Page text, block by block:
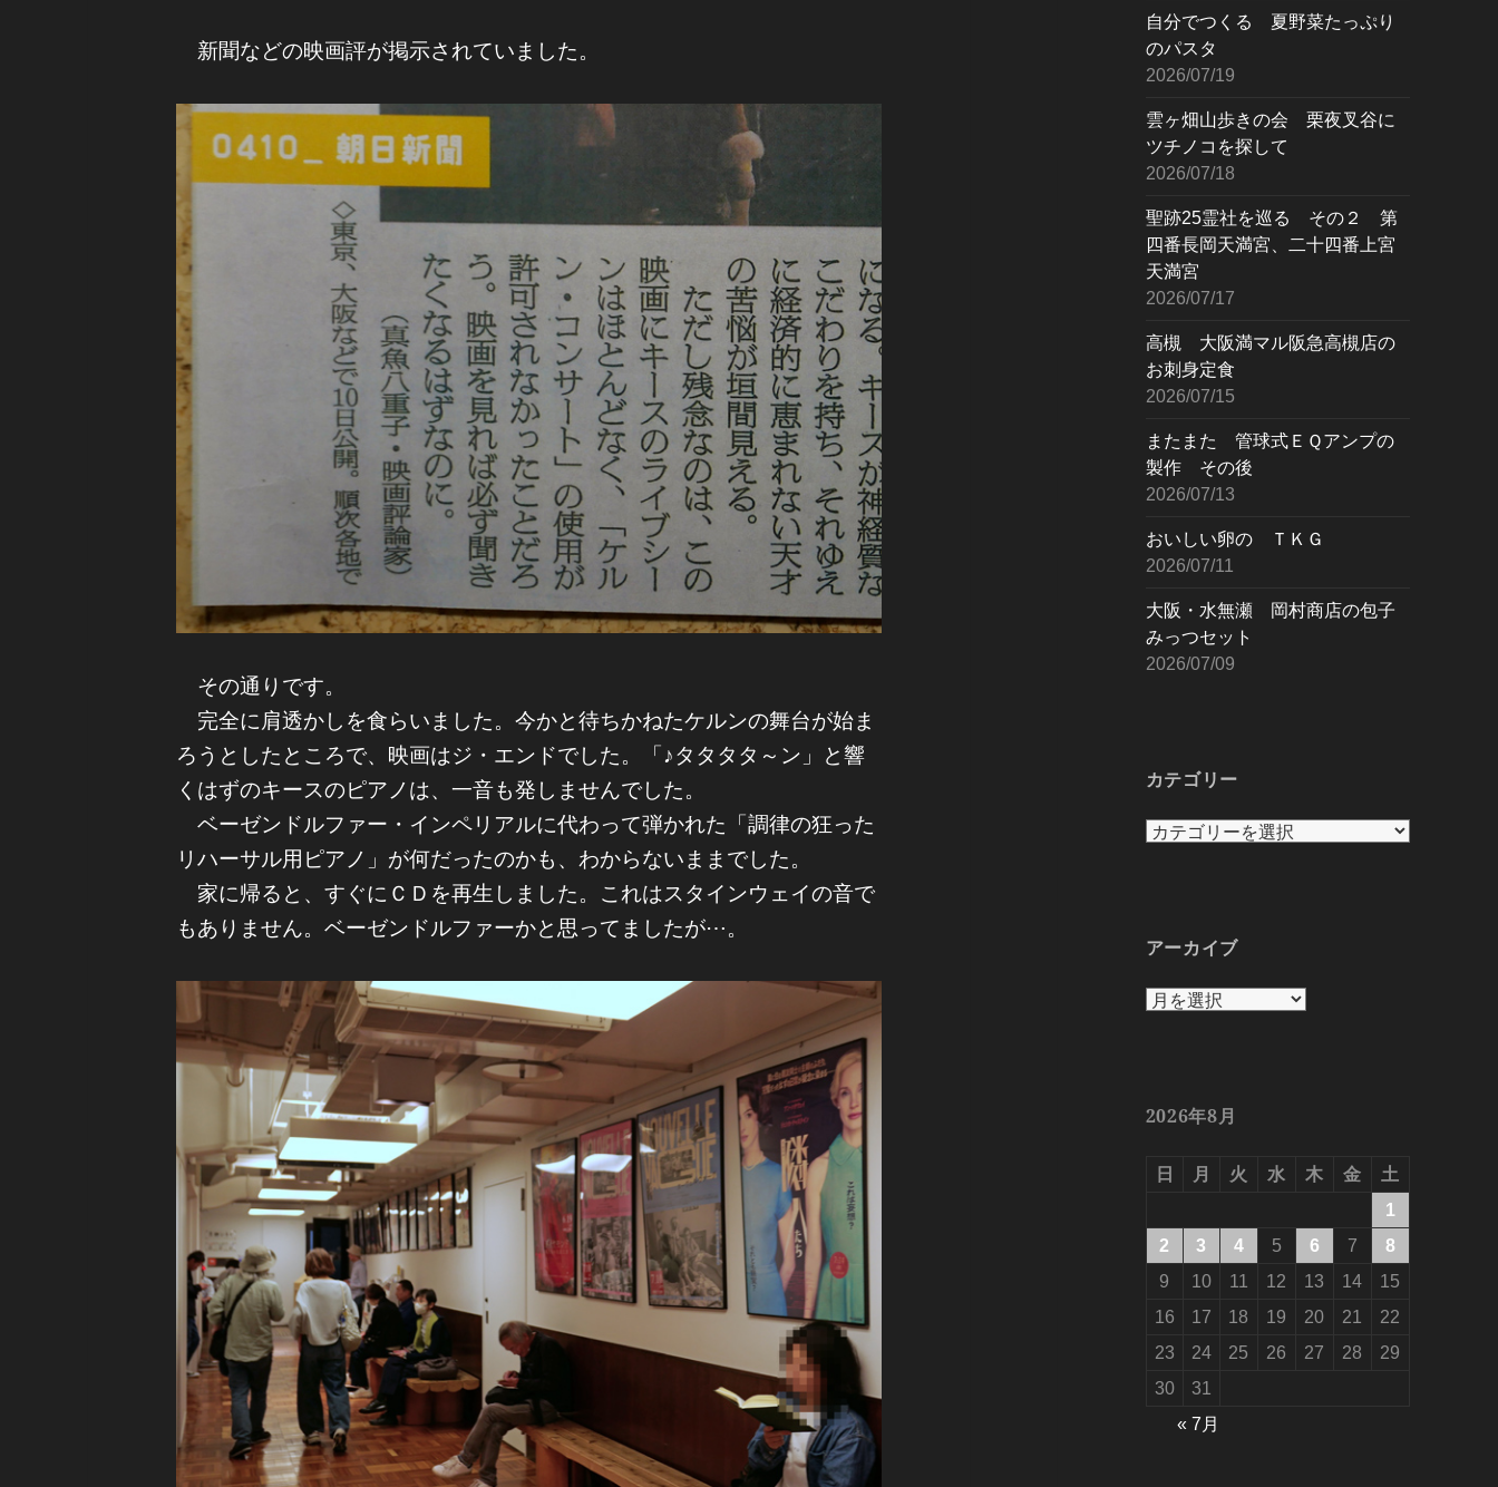
自分でつくる 夏野菜たっぷり
のパスタ
2026/07/19
雲ヶ畑山歩きの会 栗夜叉谷に
ツチノコを探して
2026/07/18
聖跡25霊社を巡る その２ 第
四番長岡天満宮、二十四番上宮
天満宮
2026/07/17
高槻 大阪満マル阪急高槻店の
お刺身定食
2026/07/15
またまた 管球式ＥＱアンプの
製作 その後
2026/07/13
おいしい卵の ＴＫＧ
2026/07/11
大阪・水無瀬 岡村商店の包子
みっつセット
2026/07/09
カテゴリー
カ
ー
アーカイブ
ア
ブ
2026年8月
日 月 火 水 木 金
土
1
2
3 4 5 6 7
8
9
10 11 12 13 14
15
16
17 18 19 20 21
22
23
24 25 26 27 28
29
30
31
« 7月
新聞などの映画評が掲示されていました。
その通りです。
完全に肩透かしを食らいました。今かと待ちかねたケルンの舞台が始ま
ろうとしたところで、映画はジ・エンドでした。「♪タタタタ～ン」と響
くはずのキースのピアノは、一音も発しませんでした。
ベーゼンドルファー・インペリアルに代わって弾かれた「調律の狂った
リハーサル用ピアノ」が何だったのかも、わからないままでした。
家に帰ると、すぐにＣＤを再生しました。これはスタインウェイの音で
もありません。ベーゼンドルファーかと思ってましたが⋯。